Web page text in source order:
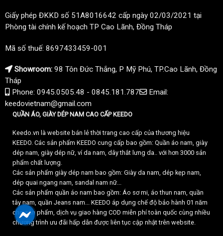
Giấy phép ĐKKD số 51A8016642 cấp ngày 02/03/2021 tại
Phòng tài chính kế hoạch TP Cao Lãnh, Đồng Tháp
Mã số thuế: 8697433459-001
Showroom: 98 Tôn Đức Thắng, P Mỹ Phú, TP.Cao Lãnh, Đồng
Tháp
Phone: 0945.0505.48 - 0845.181.787
Email:
keedovietnam@gmail.com
QUẦN ÁO, GIÀY DÉP NAM CAO CẤP KEEDO
Keedo.vn là website bán lẻ thời trang cao cấp của thương hiệu
KEEDO. Các sản phẩm KEEDO cung cấp bao gồm: Quần áo nam, giày
dép nam, giày dép nữ, ví da nam, dây thắt lưng da.. với hơn 3000 sản
phẩm chất lượng.
Các sản phẩm giày dép nam bao gồm: Giày da nam, dép kẹp nam,
dép quai ngang nam, sandal nam nữ...
Các sản phẩm quần áo nam bao gồm: Áo sơ mi, áo thun nam, quần
tây nam, quần Jeans nam... KEEDO áp dụng chế độ bảo hành 01 năm
cho sản phẩm, dịch vụ giao hàng COD miễn phí toàn quốc cùng nhiều
chương trình ưu đãi hấp dẫn được liên tục cập nhật trên website.